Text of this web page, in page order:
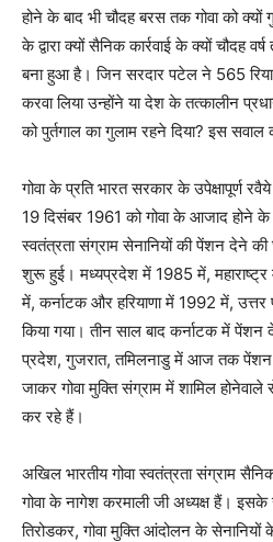
होने के बाद भी चौदह बरस तक गोवा को क्यों
के द्वारा क्यों सैनिक कार्रवाई के क्यों चौदह
बना हुआ है। जिन सरदार पटेल ने 565
करवा लिया उन्होंने या देश के तत्कालीन
को पुर्तगाल का गुलाम रहने दिया? इस सवाल
गोवा के प्रति भारत सरकार के उपेक्षापूर्ण
19 दिसंबर 1961 को गोवा के आजाद होने के
स्वतंत्रता संग्राम सेनानियों की पेंशन देने
शुरू हुई। मध्यप्रदेश में 1985 में,
में, कर्नाटक और हरियाणा में 1992 में,
किया गया। तीन साल बाद कर्नाटक में
प्रदेश, गुजरात, तमिलनाडु में आज तक पेंशन
जाकर गोवा मुक्ति संग्राम में शामिल
कर रहे हैं।
अखिल भारतीय गोवा स्वतंत्रता संग्राम
गोवा के नागेश करमाली जी अध्यक्ष हैं।
तिरोडकर, गोवा मुक्ति आंदोलन के सेनानियों